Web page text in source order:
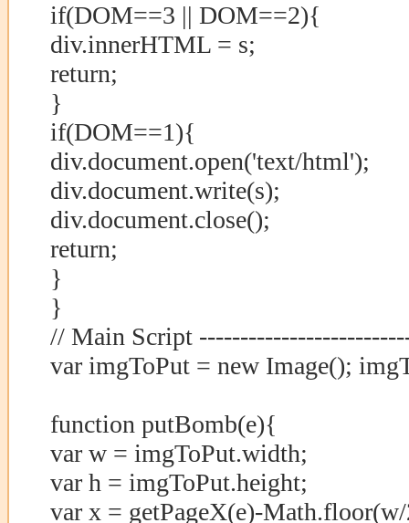
if(DOM==3 || DOM==2){
div.innerHTML = s;
return;
}
if(DOM==1){
div.document.open('text/html');
div.document.write(s);
div.document.close();
return;
}
}
// Main Script
var imgToPut = new Image();
function putBomb(e){
var w = imgToPut.width;
var h = imgToPut.height;
var x = getPageX(e)-